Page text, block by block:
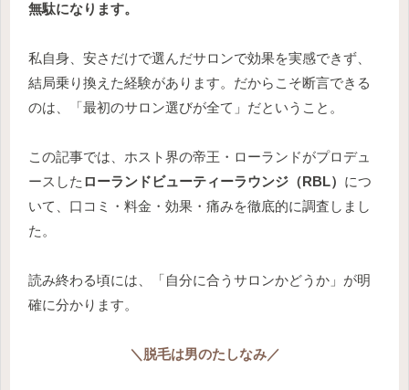
無駄になります。
私自身、安さだけで選んだサロンで効果を実感できず、
結局乗り換えた経験があります。だからこそ断言できる
のは、「最初のサロン選びが全て」だということ。
この記事では、ホスト界の帝王・ローランドがプロデュ
ースした ローランドビューティーラウンジ（RBL） につ
いて、口コミ・料金・効果・痛みを徹底的に調査しまし
た。
読み終わる頃には、「自分に合うサロンかどうか」が明
確に分かります。
＼ 脱毛は男のたしなみ／